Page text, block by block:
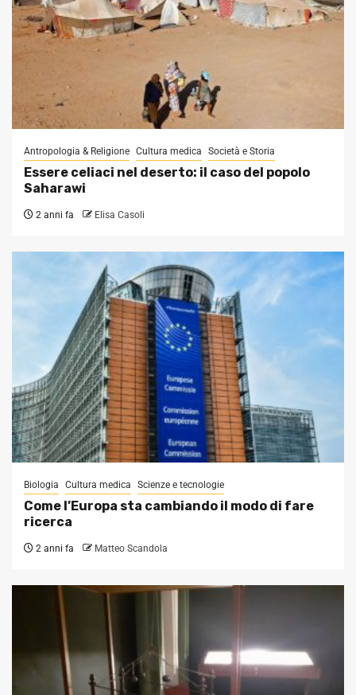
Antropologia & Religione Cultura medica Società e Storia
Essere celiaci nel deserto: il caso del popolo
Saharawi
2 anni fa Elisa Casoli
Biologia Cultura medica Scienze e tecnologie
Come l’Europa sta cambiando il modo di fare
ricerca
2 anni fa Matteo Scandola